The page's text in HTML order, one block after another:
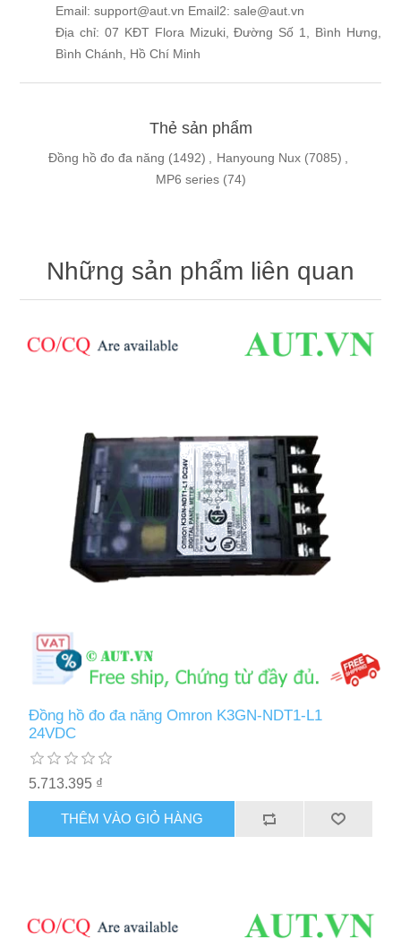
Email: support@aut.vn Email2: sale@aut.vn
Địa chỉ: 07 KĐT Flora Mizuki, Đường Số 1, Bình Hưng,
Bình Chánh, Hồ Chí Minh
Thẻ sản phẩm
Đồng hồ đo đa năng (1492) , Hanyoung Nux (7085) ,
MP6 series (74)
Những sản phẩm liên quan
Đồng hồ đo đa năng Omron K3GN-NDT1-L1
24VDC
5.713.395 ₫
THÊM VÀO GIỎ HÀNG